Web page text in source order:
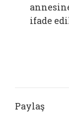
ifade
Paylaş